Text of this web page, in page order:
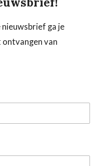
ga je
van